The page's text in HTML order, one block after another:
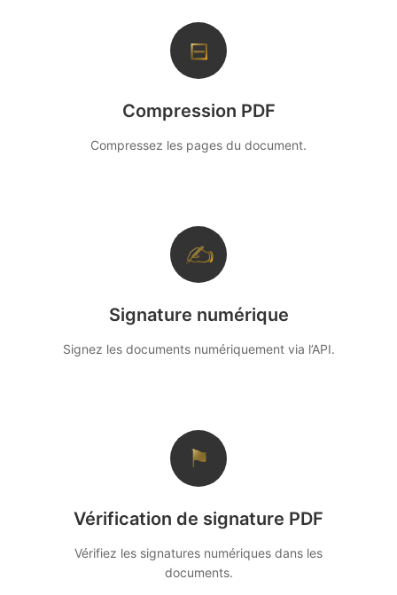
⊟
Compression PDF
Compressez les pages du document.
✍
Signature numérique
Signez les documents numériquement via l’API.
⚑
Vérification de signature PDF
Vérifiez les signatures numériques dans les
documents.